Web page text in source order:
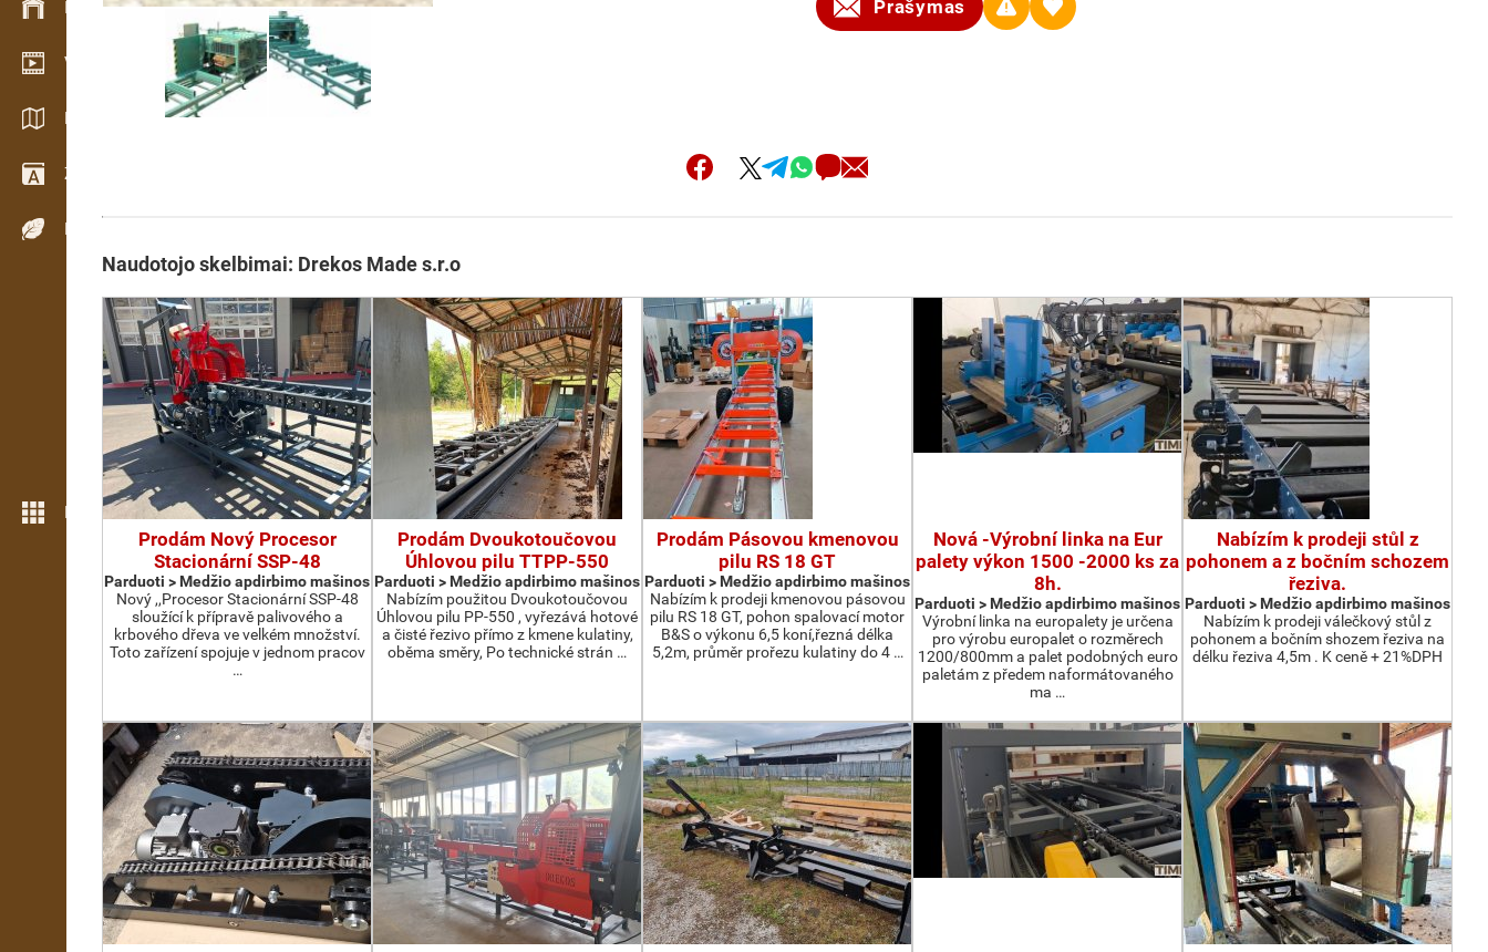
Inventoriaus valdymas
Vaizdo įrašų salė
Katalogai / Brošiūros
Žodynas
Medienos rūšys
Daugiau funkcijų
Prašymas
Naudotojo skelbimai: Drekos Made s.r.o
Prodám Nový Procesor
Stacionární SSP-48
Parduoti > Medžio apdirbimo mašinos
Nový ,,Procesor Stacionární SSP-48
sloužící k přípravě palivového a
krbového dřeva ve velkém množství.
Toto zařízení spojuje v jednom pracov
…
Prodám Dvoukotoučovou
Úhlovou pilu TTPP-550
Parduoti > Medžio apdirbimo mašinos
Nabízím použitou Dvoukotoučovou
Úhlovou pilu PP-550 , vyřezává hotové
a čisté řezivo přímo z kmene kulatiny,
oběma směry, Po technické strán …
Prodám Pásovou kmenovou
pilu RS 18 GT
Parduoti > Medžio apdirbimo mašinos
Nabízím k prodeji kmenovou pásovou
pilu RS 18 GT, pohon spalovací motor
B&S o výkonu 6,5 koní,řezná délka
5,2m, průměr prořezu kulatiny do 4 …
Nová -Výrobní linka na Eur
palety výkon 1500 -2000 ks za
8h.
Parduoti > Medžio apdirbimo mašinos
Výrobní linka na europalety je určena
pro výrobu europalet o rozměrech
1200/800mm a palet podobných euro
paletám z předem naformátovaného
ma …
Nabízím k prodeji stůl z
pohonem a z bočním schozem
řeziva.
Parduoti > Medžio apdirbimo mašinos
Nabízím k prodeji válečkový stůl z
pohonem a bočním shozem řeziva na
délku řeziva 4,5m . K ceně + 21%DPH